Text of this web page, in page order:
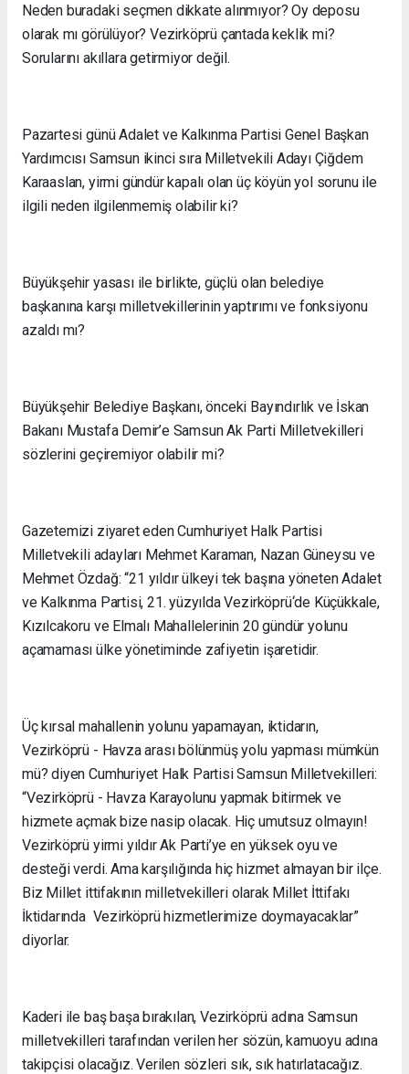
Neden buradaki seçmen dikkate alınmıyor? Oy deposu
olarak mı görülüyor? Vezirköprü çantada keklik mi?
Sorularını akıllara getirmiyor değil.
Pazartesi günü Adalet ve Kalkınma Partisi Genel Başkan
Yardımcısı Samsun ikinci sıra Milletvekili Adayı Çiğdem
Karaaslan, yirmi gündür kapalı olan üç köyün yol sorunu ile
ilgili neden ilgilenmemiş olabilir ki?
Büyükşehir yasası ile birlikte, güçlü olan belediye
başkanına karşı milletvekillerinin yaptırımı ve fonksiyonu
azaldı mı?
Büyükşehir Belediye Başkanı, önceki Bayındırlık ve İskan
Bakanı Mustafa Demir’e Samsun Ak Parti Milletvekilleri
sözlerini geçiremiyor olabilir mi?
Gazetemizi ziyaret eden Cumhuriyet Halk Partisi
Milletvekili adayları Mehmet Karaman, Nazan Güneysu ve
Mehmet Özdağ: “21 yıldır ülkeyi tek başına yöneten Adalet
ve Kalkınma Partisi, 21. yüzyılda Vezirköprü‘de Küçükkale,
Kızılcakoru ve Elmalı Mahallelerinin 20 gündür yolunu
açamaması ülke yönetiminde zafiyetin işaretidir.
Üç kırsal mahallenin yolunu yapamayan, iktidarın,
Vezirköprü - Havza arası bölünmüş yolu yapması mümkün
mü? diyen Cumhuriyet Halk Partisi Samsun Milletvekilleri:
“Vezirköprü - Havza Karayolunu yapmak bitirmek ve
hizmete açmak bize nasip olacak. Hiç umutsuz olmayın!
Vezirköprü yirmi yıldır Ak Parti’ye en yüksek oyu ve
desteği verdi. Ama karşılığında hiç hizmet almayan bir ilçe.
Biz Millet ittifakının milletvekilleri olarak Millet İttifakı
İktidarında Vezirköprü hizmetlerimize doymayacaklar”
diyorlar.
Kaderi ile baş başa bırakılan, Vezirköprü adına Samsun
milletvekilleri tarafından verilen her sözün, kamuoyu adına
takipçisi olacağız. Verilen sözleri sık, sık hatırlatacağız.